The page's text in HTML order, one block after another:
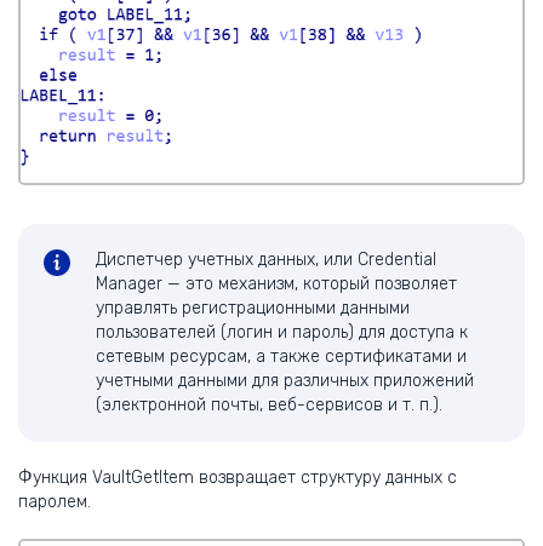
Диспетчер учетных данных, или Credential
Manager — это механизм, который позволяет
управлять регистрационными данными
пользователей (логин и пароль) для доступа к
сетевым ресурсам, а также сертификатами и
учетными данными для различных приложений
(электронной почты, веб-сервисов и т. п.).
Функция VaultGetItem возвращает структуру данных с
паролем.